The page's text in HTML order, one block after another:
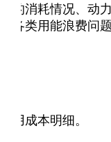
消耗情况、
各类用能浪费问
用成本明细。